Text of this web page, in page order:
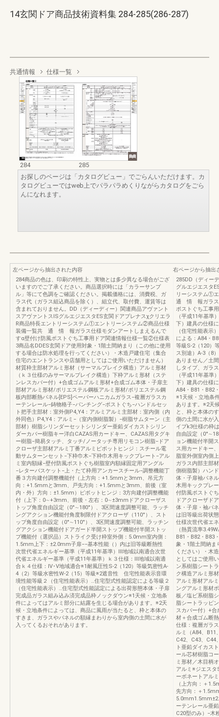
14玄関ドア商品技術資料集 284-285(286-287)
共通情報 仕様一覧
284
285
お探しのページは「カタログビュー」でごらんいただけます。カ
タログビューではweb上でパラパラめくりながらカタログをごら
んになれます。
左ページから抽出された内容
284商品の色は、印刷の特性上、実物とは多少異なる場合がござ
いますのでご了承ください。商品選択時には「カラーサンプ
ル」等にて色調をご確認ください。掲載価格には、消費税、ガ
ラス代（ガラス組込商品を除く）、組立代、取付費、運賃等は
含まれておりません。DD（ディーディー）関連商品アヴァント
スアヴァントスISグルエジエスタES玄関ドアプレナスχクリエラ
R商品特長エントリーシステム①エントリーシステム②商品仕様
装備一覧共 通 情 報ガラス仕様モダンアートしまえるんで
すα壁付け防風ポストぐち工事用ドア関連情報仕様一覧②仕様表
3商品名DDES玄関ドア使用対象・1階土間納まり（この他に使用
する場合は防水処理を行ってください）・木造戸建住宅（集合
住宅のエントランスや店舗用としてはご使用いただけません）
材質枠主部材アルミ形材（サーマルブレイク構造）アルミ形材
（ｋ３仕様のみサーマルブレイク構造）下枠アルミ形材（ステ
ンレスカバー付）+合成ゴムアルミ形材+合成ゴム本体・子扉主
部材アルミ形材/ポリエステル鋼板アルミ形材/ポリエステル鋼
板内部断熱パネル[EPS]ペーパーハニカムガラス−複層ガラスカ
ーテンレール−鋳物格子−パンチング−ポストぐち−ハンドルセッ
ト把手主部材：室外側P4,Y4：アルミアルミ主部材：室内側（内
外同色）P4,Y4：アルミ−（室内側樹脂製）−樹脂サムターン（主
部材）樹脂シリンダーセットシリンダー亜鉛ダイカストシリン
ダーカバー樹脂キー洋白CAZAS用カードキー、CAZAS用タグキ
ー樹脂−簡易タッチ、タッチ/ノータッチ専用リモコン樹脂−ドア
クローザ主部材アルミ丁番アルミピボットヒンジ：スチール電
動サムターンセット−下枠巾木−下枠巾木用キックプレート−アル
ミ室内額縁−壁付防風ポストぐち樹脂室内額縁固定用アングル
−レターバスケット−上・たて枠用アンカースチール−調整機能丁
番３方向建付調整機能付（上方向：+1.5mmと3mm、吊元方
向：+1.5mmと3mm、戸先方向：+1.5mmと3mm、前後（室
内・外）方向：±1.5mm）ピボットヒンジ：3方向建付調整機能
付（上下：0∼+3mm、前後・左右：0∼±3mmドアクローザス
トップ角度自由設定（0°∼180°）、3区間速度調整可能、ラッチ
ングアクション機能付角度制限付ドアクローザ（110°）、スト
ップ角度自由設定（0°∼110°）、3区間速度調整可能、ラッチン
グアクション機能付ドアガード半開ストップ機能付半開ストッ
プ機能付（選択品）ストライク受け枠室外側：5.0mm室内側：
1.5mm上下：±2.0mm子扉−−基本性能（）内は旧等級断熱性
次世代省エネルギー基準（平成11年基準）Ⅲ地域以南適合次世
代省エネルギー基準（平成11年基準）ｋ３仕様：Ⅲ地域以南適
合ｋ４仕様：Ⅳ･Ⅴ地域適合※1耐風圧性S-2（120）等級気密性A-
4（2）等級水密性W-2（15）等級※2遮音性 住宅性能表示音環
境性能等級２（住宅性能表示）…住宅型式性能認定による等級２
（住宅性能表示）…住宅型式性能認定による出荷形態本体・子扉
完成品ガラス組み込み済完成品枠ノックダウン※1天候・立地条
件によってはアルミ部分に結露を生じる場合があります。※2天
候・立地条件によっては、商品に風雨が当たると、枠と本体の
すきま、ガラスやパネルの額縁まわりから室内側の土間に水が
入ってくるおそれがあります。
右ページから抽出
285DD（ディー
グルエジエスタ
リーシステム①
通 情 報ガラス
ポストぐち工事
（平成11年基準
下）建具の仕様
（住宅性能表示
による：A84・
等級S-2（120）
ス別途）A-3（8
ありません／土
しタイプ、ガラ
（平成11年基
下）建具の仕様
A84・B81・B82
※1天候・立地条
あります。※2天
と、枠と本体の
側の土間に水が
イプk3仕様の枠
自由設定（
ョン機能付半開
ス用カードキー
脂室外側室内側
ガラス内部主部
側樹脂製）ハン
体・子扉袖パネ
木用キックプレ
付防風ポストぐ
ドアクローザド
体・子扉・袖パ
は旧等級出荷状
仕様次世代省エ
（熱貫流率
B81・B82・B83
象・1階土間納ま
ください）・木
としてはご使用
ン系樹脂シート
ク構造アルミ形
アルミ形材アル
ングアルミ形材
板／塩ビ系樹脂
脂シートラッピ
スカバー付）+
材＋合成ゴム断
仕様：複層ガラ
ルミ（A84、B11
C42、C43、C44
ト亜鉛ダイカス
ール芯材樹脂コ
ミ形材／木目柄
アルミ※ジエスタ
ーボネートアル
（上方向：＋
先方向：＋
ーテンレール亜
C20型のみ）−木